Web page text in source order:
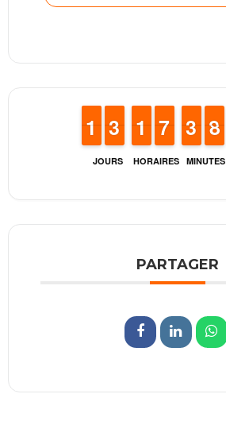
JOURS
1
1
1
1 2
2
3
3
HORAIRES
1
1
1
1 6
6
7
7
MINUTES
2
2
3
3 9
8
8
PARTAGER